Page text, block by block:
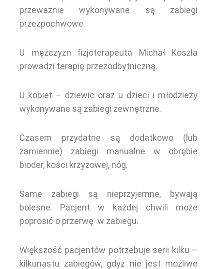
przeważnie wykonywane są zabiegi
przezpochwowe.
U mężczyzn fizjoterapeuta Michał Koszla
prowadzi terapię przezodbytniczną.
U kobiet – dziewic oraz u dzieci i młodzieży
wykonywane są zabiegi zewnętrzne.
Czasem przydatne są dodatkowo (lub
zamiennie) zabiegi manualne w obrębie
bioder, kości krzyżowej, nóg.
Same zabiegi są nieprzyjemne, bywają
bolesne. Pacjent w każdej chwili może
poprosić o przerwę w zabiegu.
Większość pacjentów potrzebuje serii kilku –
kilkunastu zabiegów, gdyż nie jest możliwe